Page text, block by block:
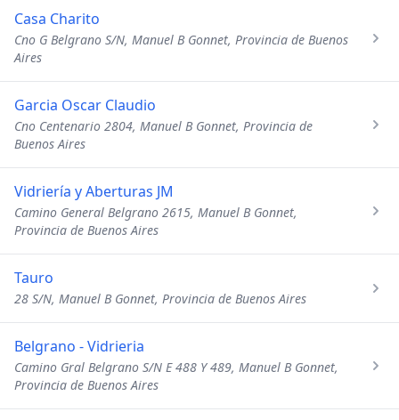
Casa Charito
Cno G Belgrano S/N, Manuel B Gonnet, Provincia de Buenos
Aires
Garcia Oscar Claudio
Cno Centenario 2804, Manuel B Gonnet, Provincia de
Buenos Aires
Vidriería y Aberturas JM
Camino General Belgrano 2615, Manuel B Gonnet,
Provincia de Buenos Aires
Tauro
28 S/N, Manuel B Gonnet, Provincia de Buenos Aires
Belgrano - Vidrieria
Camino Gral Belgrano S/N E 488 Y 489, Manuel B Gonnet,
Provincia de Buenos Aires